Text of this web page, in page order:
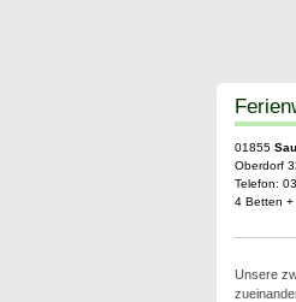
01855
Oberdorf
Telefon:
4 Betten +
Unsere